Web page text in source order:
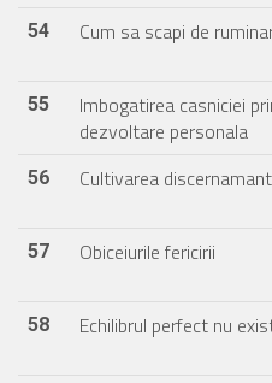
54 Cum sa scapi de
55
Imbogatirea casniciei
dezvoltare personala
56 Cultivarea
57 Obiceiurile fericirii
58 Echilibrul perfect nu